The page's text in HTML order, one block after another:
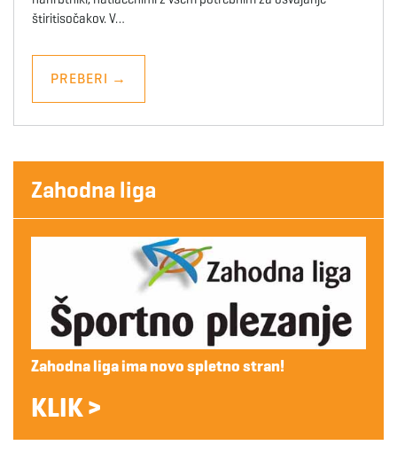
štiritisočakov. V…
PREBERI →
Zahodna liga
Zahodna liga ima novo spletno stran!
KLIK >